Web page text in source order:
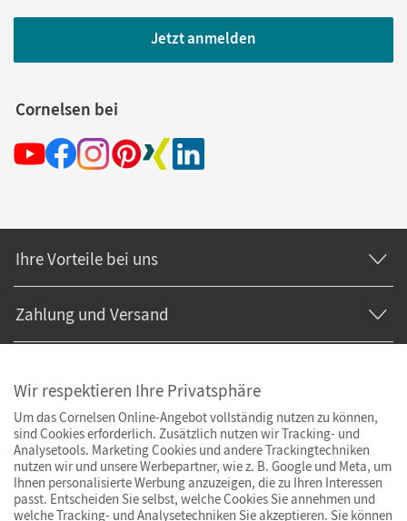
Jetzt anmelden
Cornelsen bei
Ihre Vorteile bei uns
Zahlung und Versand
Wir respektieren Ihre Privatsphäre
Um das Cornelsen Online-Angebot vollständig nutzen zu können,
sind Cookies erforderlich. Zusätzlich nutzen wir Tracking- und
Analysetools. Marketing Cookies und andere Trackingtechniken
nutzen wir und unsere Werbepartner, wie z. B. Google und Meta, um
Ihnen personalisierte Werbung anzuzeigen, die zu Ihren Interessen
passt. Entscheiden Sie selbst, welche Cookies Sie annehmen und
welche Tracking- und Analysetechniken Sie akzeptieren. Sie können